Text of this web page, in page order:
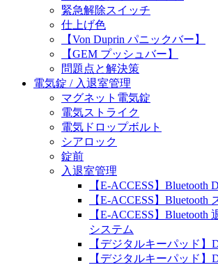
緊急解除スイッチ
仕上げ色
【Von Duprin パニックバー】
【GEM プッシュバー】
問題点と解決策
電気錠 / 入退室管理
マグネット電気錠
電気ストライク
電気ドロップボルト
シアロック
錠前
入退室管理
【E-ACCESS】Bluetooth
【E-ACCESS】Bluetooth
【E-ACCESS】Bluetooth
システム
【デジタルキーパッド】
【デジタルキーパッド】